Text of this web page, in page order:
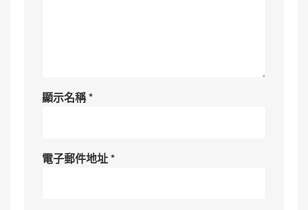
顯示名稱*
電子郵件地址*